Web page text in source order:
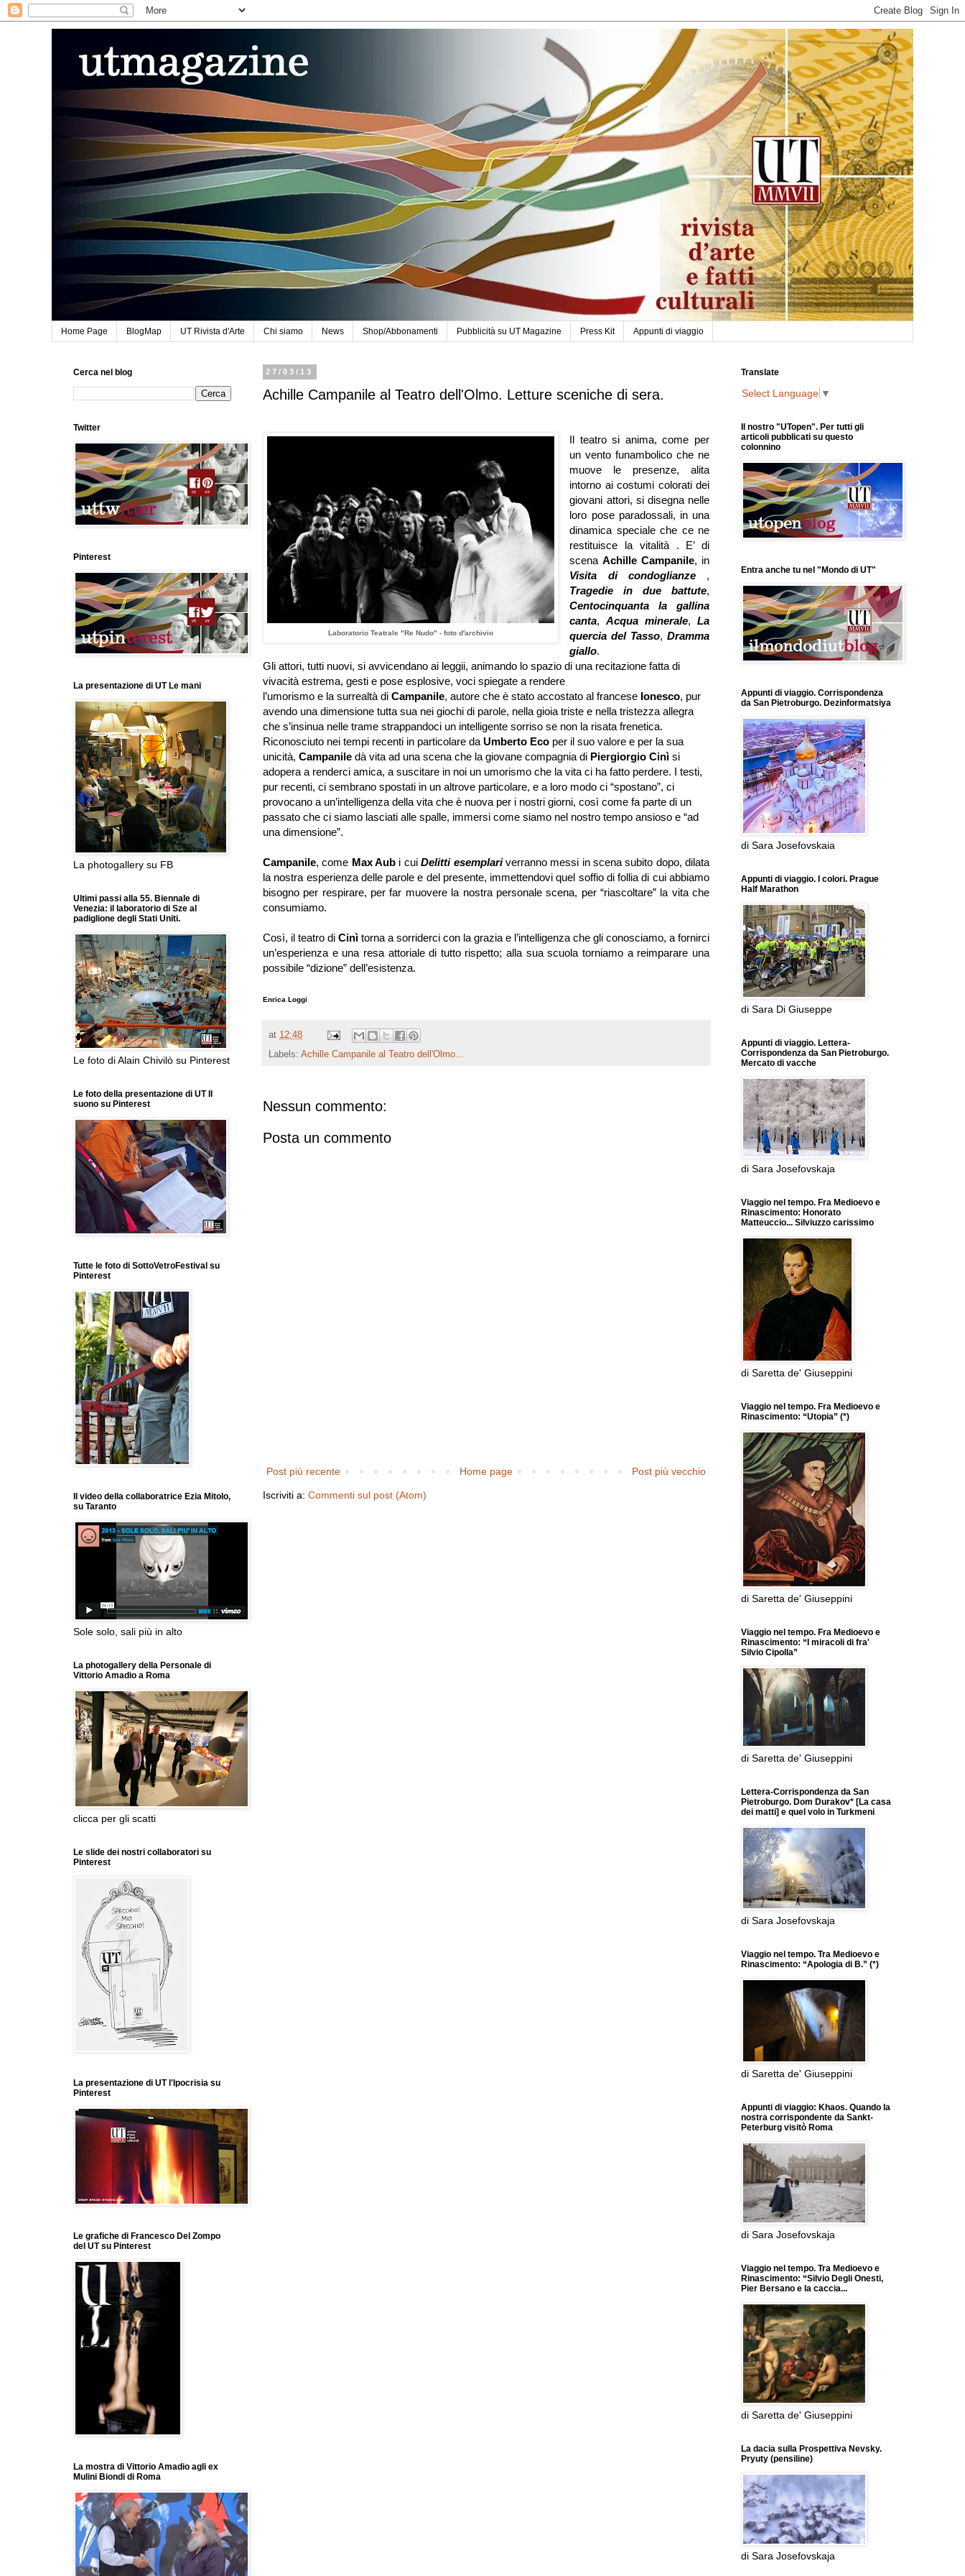
Home Page BlogMap UT Rivista d'Arte Chi siamo News Shop/Abbonamenti Pubblicità su UT Magazine Press Kit Appunti di viaggio
27/03/13
Achille Campanile al Teatro dell'Olmo. Letture sceniche di sera.
Laboratorio Teatrale "Re Nudo" - foto d'archivio
Il teatro si anima, come per
un vento funambolico che ne
muove le presenze, alita
intorno ai costumi colorati dei
giovani attori, si disegna nelle
loro pose paradossali, in una
dinamica speciale che ce ne
restituisce la vitalità . E’ di
scenaAchille Campanile, in
Visita di condoglianze,
Tragedie in due battute,
Centocinquanta la gallina
canta,Acqua minerale,La
quercia del Tasso,Dramma
giallo.
Gli attori, tutti nuovi, si avvicendano ai leggii, animando lo spazio di una recitazione fatta di
vivacità estrema, gesti e pose esplosive, voci spiegate a rendere
l’umorismo e la surrealtà di Campanile, autore che è stato accostato al francese Ionesco, pur
avendo una dimensione tutta sua nei giochi di parole, nella gioia triste e nella tristezza allegra
che s’insinua nelle trame strappandoci un intelligente sorriso se non la risata frenetica.
Riconosciuto nei tempi recenti in particolare da Umberto Eco per il suo valore e per la sua
unicità, Campanile dà vita ad una scena che la giovane compagnia di Piergiorgio Cinì si
adopera a renderci amica, a suscitare in noi un umorismo che la vita ci ha fatto perdere. I testi,
pur recenti, ci sembrano spostati in un altrove particolare, e a loro modo ci “spostano”, ci
provocano a un’intelligenza della vita che è nuova per i nostri giorni, così come fa parte di un
passato che ci siamo lasciati alle spalle, immersi come siamo nel nostro tempo ansioso e “ad
una dimensione”.
Campanile, come Max Aub i cuiDelitti esemplariverranno messi in scena subito dopo, dilata
la nostra esperienza delle parole e del presente, immettendovi quel soffio di follia di cui abbiamo
bisogno per respirare, per far muovere la nostra personale scena, per “riascoltare” la vita che
consumiamo.
Così, il teatro di Cinì torna a sorriderci con la grazia e l’intelligenza che gli conosciamo, a fornirci
un’esperienza e una resa attoriale di tutto rispetto; alla sua scuola torniamo a reimparare una
possibile “dizione” dell’esistenza.
Enrica Loggi
at 12:48
Labels: Achille Campanile al Teatro dell'Olmo...
Nessun commento:
Posta un commento
Post più recente Post più vecchio
Home page
Iscriviti a: Commenti sul post (Atom)
Cerca nel blog
Twitter
Pinterest
La presentazione di UT Le mani
La photogallery su FB
Ultimi passi alla 55. Biennale di
Venezia: il laboratorio di Sze al
padiglione degli Stati Uniti.
Le foto di Alain Chivilò su Pinterest
Le foto della presentazione di UT Il
suono su Pinterest
Tutte le foto di SottoVetroFestival su
Pinterest
Il video della collaboratrice Ezia Mitolo,
su Taranto
Sole solo, sali più in alto
La photogallery della Personale di
Vittorio Amadio a Roma
clicca per gli scatti
Le slide dei nostri collaboratori su
Pinterest
La presentazione di UT l'Ipocrisia su
Pinterest
Le grafiche di Francesco Del Zompo
del UT su Pinterest
La mostra di Vittorio Amadio agli ex
Mulini Biondi di Roma
Translate
Select Language ▼
Il nostro "UTopen". Per tutti gli
articoli pubblicati su questo
colonnino
Entra anche tu nel "Mondo di UT"
Appunti di viaggio. Corrispondenza
da San Pietroburgo. Dezinformatsiya
di Sara Josefovskaia
Appunti di viaggio. I colori. Prague
Half Marathon
di Sara Di Giuseppe
Appunti di viaggio. Lettera-
Corrispondenza da San Pietroburgo.
Mercato di vacche
di Sara Josefovskaja
Viaggio nel tempo. Fra Medioevo e
Rinascimento: Honorato
Matteuccio... Silviuzzo carissimo
di Saretta de' Giuseppini
Viaggio nel tempo. Fra Medioevo e
Rinascimento: “Utopia” (*)
di Saretta de' Giuseppini
Viaggio nel tempo. Fra Medioevo e
Rinascimento: “I miracoli di fra'
Silvio Cipolla”
di Saretta de' Giuseppini
Lettera-Corrispondenza da San
Pietroburgo. Dom Durakov* [La casa
dei matti] e quel volo in Turkmeni
di Sara Josefovskaja
Viaggio nel tempo. Tra Medioevo e
Rinascimento: “Apologia di B.” (*)
di Saretta de' Giuseppini
Appunti di viaggio: Khaos. Quando la
nostra corrispondente da Sankt-
Peterburg visitò Roma
di Sara Josefovskaja
Viaggio nel tempo. Tra Medioevo e
Rinascimento: “Silvio Degli Onesti,
Pier Bersano e la caccia...
di Saretta de' Giuseppini
La dacia sulla Prospettiva Nevsky.
Pryuty (pensiline)
di Sara Josefovskaja